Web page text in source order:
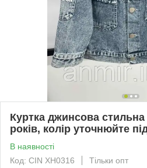
Куртка джинсова
років, колір уточнюйте
В наявності
Код: CIN ХH0316
Тільки опт